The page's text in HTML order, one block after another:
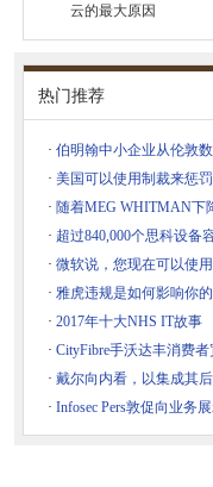
云的最大原因
热门推荐
· 伯明翰中小企业从伦敦
· 美国可以使用制裁来惩
· 随着MEG WHITMAN下
· 超过840,000个思科设备
· 微软说，您现在可以使用
· 雅虎违规是如何影响你的
· 2017年十大NHS IT故事
· CityFibre手沃达丰消费
· 戴尔向内看，以集成其
· Infosec Pers敦促向业务